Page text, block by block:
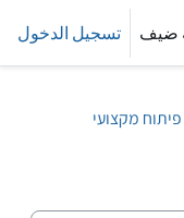
ضيف تسجيل الدخول
פיתוח מקצועי